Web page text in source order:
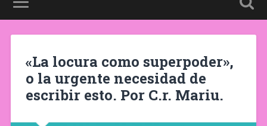
«La locura como superpoder»,
o la urgente necesidad de
escribir esto. Por C.r. Mariu.